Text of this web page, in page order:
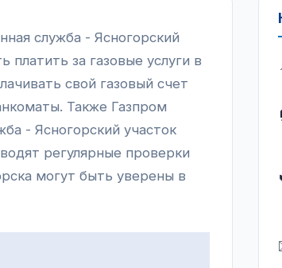
служба - Ясногорский
за газовые услуги в
свой газовый счет
Также Газпром
- Ясногорский участок
регулярные проверки
могут быть уверены в